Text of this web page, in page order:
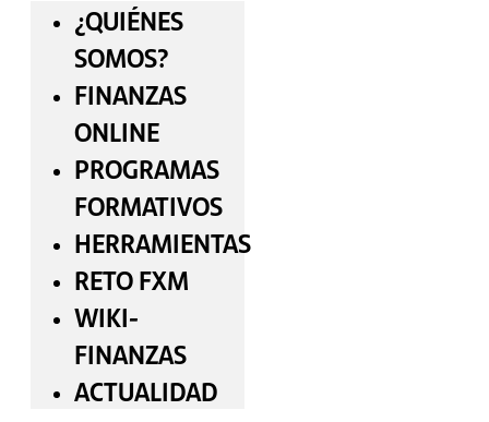
¿QUIÉNES
SOMOS?
FINANZAS
ONLINE
PROGRAMAS
FORMATIVOS
HERRAMIENTAS
RETO FXM
WIKI-
FINANZAS
ACTUALIDAD